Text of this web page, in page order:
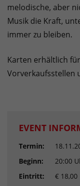
melodische, aber
Musik die Kraft,
immer zu bleiben.
Karten erhältlich
Vorverkaufsstellen
EVENT
Termin:
Beginn:
20:00
Eintritt:
€ 18,00